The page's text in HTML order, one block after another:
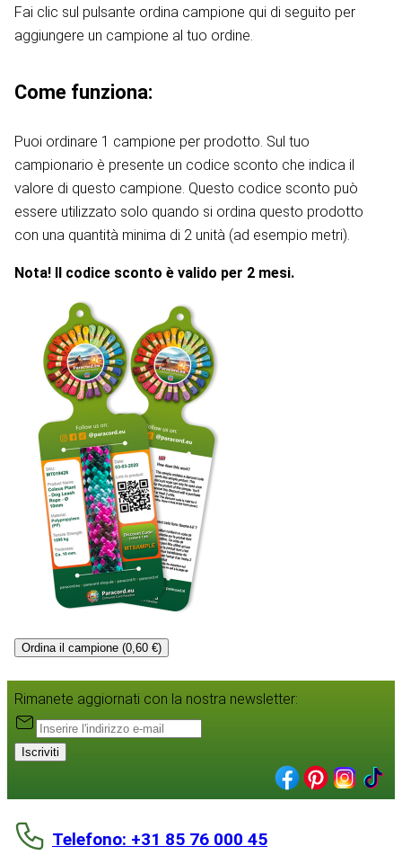
Fai clic sul pulsante ordina campione qui di seguito per
aggiungere un campione al tuo ordine.
Come funziona:
Puoi ordinare 1 campione per prodotto. Sul tuo
campionario è presente un codice sconto che indica il
valore di questo campione. Questo codice sconto può
essere utilizzato solo quando si ordina questo prodotto
con una quantità minima di 2 unità (ad esempio metri).
Nota! Il codice sconto è valido per 2 mesi.
Ordina il campione (0,60 €)
Rimanete aggiornati con la nostra newsletter:
Iscriviti
Telefono: +31 85 76 000 45